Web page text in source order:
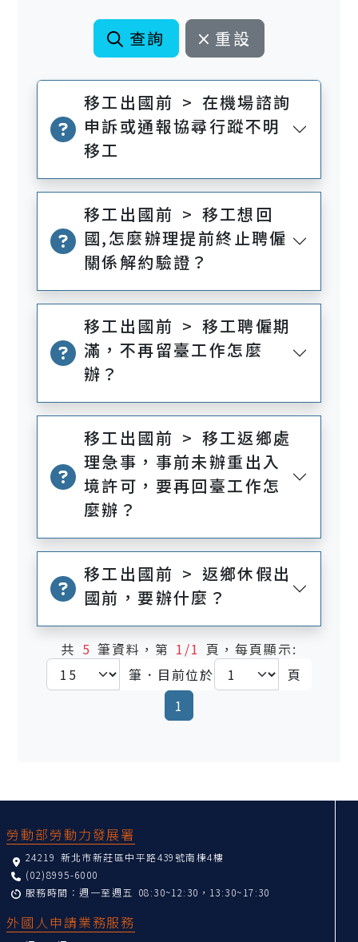
查詢 重設
移工出國前 > 在機場諮詢
申訴或通報協尋行蹤不明
移工
移工出國前 > 移工想回
國,怎麼辦理提前終止聘僱
關係解約驗證？
移工出國前 > 移工聘僱期
滿，不再留臺工作怎麼
辦？
移工出國前 > 移工返鄉處
理急事，事前未辦重出入
境許可，要再回臺工作怎
麼辦？
移工出國前 > 返鄉休假出
國前，要辦什麼？
共 5筆資料，第 1/1 頁，每頁顯示:
筆．目前位於
頁
1
勞動部勞動力發展署
24219 新北市新莊區中平路439號南棟4樓
(02)8995-6000
服務時間：週一至週五 08:30~12:30，13:30~17:30
外國人申請業務服務